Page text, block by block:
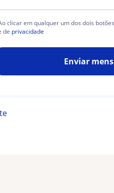
clicar em qualquer um dos dois
de privacidade
Enviar